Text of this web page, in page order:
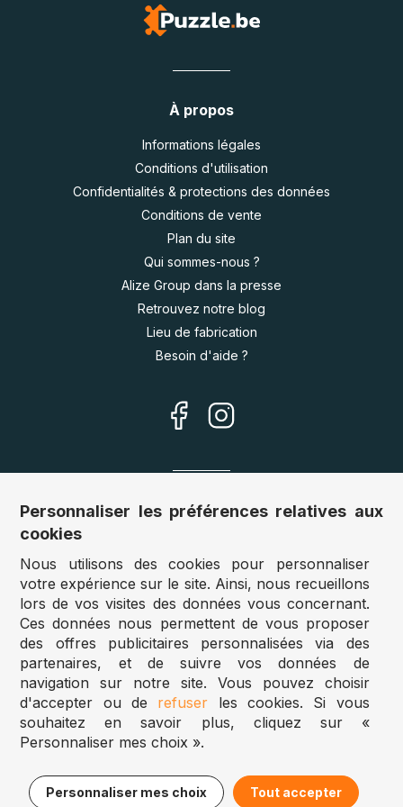
9,95€ Ajouter au panier
À propos
Informations légales
Conditions d'utilisation
Confidentialités & protections des données
Conditions de vente
Plan du site
Qui sommes-nous ?
Alize Group dans la presse
Retrouvez notre blog
Lieu de fabrication
Besoin d'aide ?
Nos sites
Autriche :www.puzzle.at
Belgique :www.puzzle.be
Royaume Uni :
www.jigsawpuzzle.co.uk
Accès revendeurs / détaillants
Vous avez un magasin ?
Vous souhaitez accéder à nos prix revendeurs ?
Puzzle.be 2025
Personnaliser les préférences relatives aux
cookies
Nous utilisons des cookies pour personnaliser
votre expérience sur le site. Ainsi, nous recueillons
lors de vos visites des données vous concernant.
Ces données nous permettent de vous proposer
des offres publicitaires personnalisées via des
partenaires, et de suivre vos données de
navigation sur notre site. Vous pouvez choisir
d'accepter ou de refuser les cookies. Si vous
souhaitez en savoir plus, cliquez sur «
Personnaliser mes choix ».
Personnaliser mes choix Tout accepter